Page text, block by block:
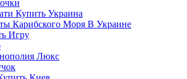
Купить Украина
Карибского Моря В Украине
Игру
Люкс